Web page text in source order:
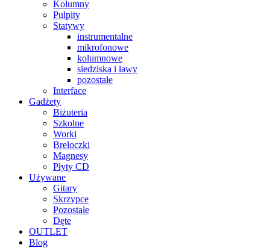
Kolumny
Pulpity
Statywy
instrumentalne
mikrofonowe
kolumnowe
siedziska i ławy
pozostałe
Interface
Gadżety
Biżuteria
Szkolne
Worki
Breloczki
Magnesy
Płyty CD
Używane
Gitary
Skrzypce
Pozostałe
Dęte
OUTLET
Blog